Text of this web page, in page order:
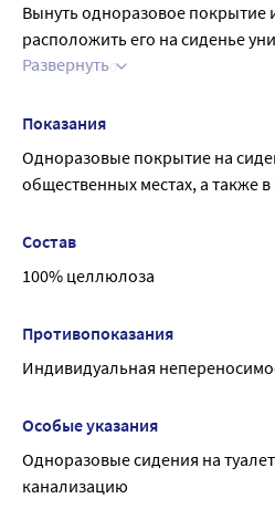
Вынуть одноразовое покрытие
расположить его на сиденье
назначению
канализации.
Развернуть
Показания
Одноразовые покрытие на
общественных местах, а также в
Состав
100% целлюлоза
Противопоказания
Индивидуальная
Особые указания
Одноразовые сидения на
канализацию